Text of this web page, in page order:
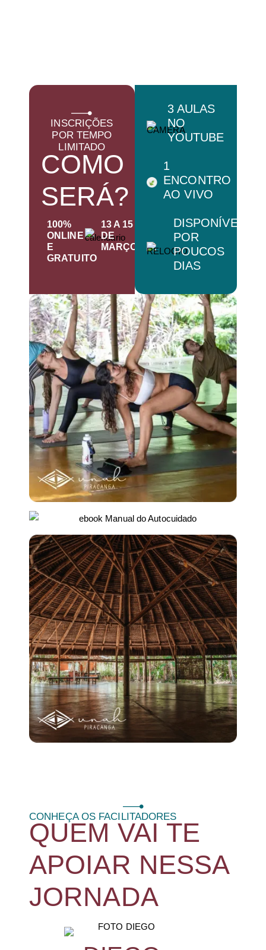
INSCRIÇÕES
POR TEMPO
LIMITADO
COMO
SERÁ?
100%
ONLINE
E
GRATUITO
13 A 15
DE
MARÇO
3 AULAS
NO
YOUTUBE
1
ENCONTRO
AO VIVO
DISPONÍVEL
POR
POUCOS
DIAS
CONHEÇA OS FACILITADORES
QUEM VAI TE
APOIAR NESSA
JORNADA